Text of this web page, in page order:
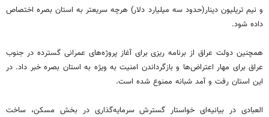
و نیم تریلیون دینار(حدود سه میلیارد دلار) هرچه سریعتر به استان بصره اختصاص
داده شود.
همچنین دولت عراق از برنامه ریزی برای آغاز پروژه‌های عمرانی گسترده در جنوب
عراق برای مهار اعتراض‌ها و بازگرداندن امنیت به ویژه به استان بصره خبر داد. در
این استان رفت و آمد شبانه ممنوع شده است.
العبادی در بیانیه‌ای خواستار گسترش سرمایه‌گذاری در بخش مسکن،‌ ساخت